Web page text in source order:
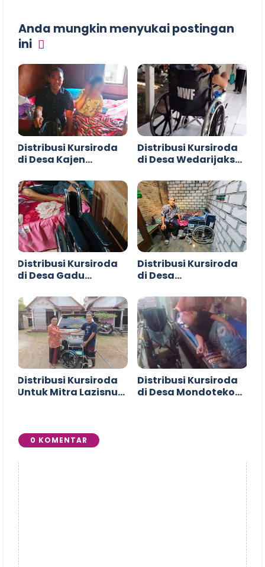
Anda mungkin menyukai postingan
ini
Distribusi Kursiroda
di Desa Kajen
Distribusi Kursiroda
di Desa Wedarijaksa
Distribusi Kursiroda
di Desa Gadu
Distribusi Kursiroda
di Desa
Margoyoso Pati
Distribusi Kursiroda
Untuk Mitra Lazisnu
Distribusi Kursiroda
di Desa Mondoteko
0 KOMENTAR